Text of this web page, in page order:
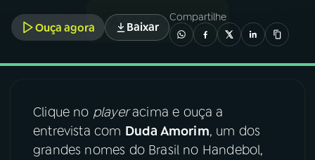
04PROGRAMAS
06 VIDEOCASTS
Ouça agora Baixar
Compartilhe
Clique no playeracima e ouça a
entrevista com Duda Amorim, um dos
grandes nomes do Brasil no Handebol,